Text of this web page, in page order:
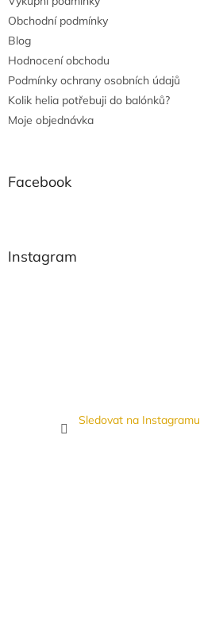
Obchodní podmínky
Blog
Hodnocení obchodu
Podmínky ochrany osobních údajů
Kolik helia potřebuji do balónků?
Moje objednávka
Facebook
Instagram
Sledovat na Instagramu